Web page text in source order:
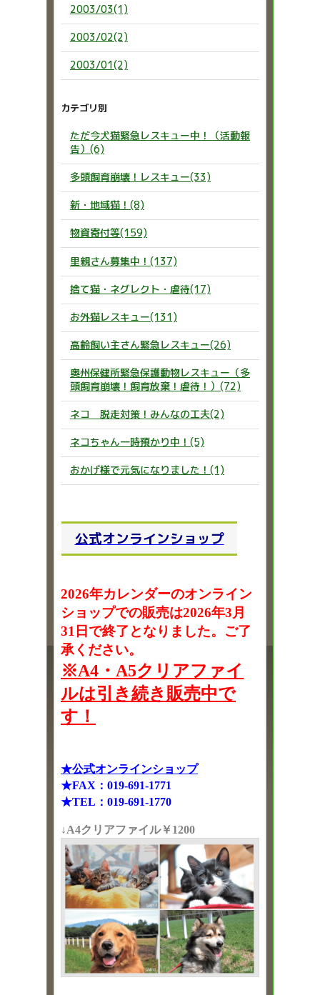
2003/03(1)
2003/02(2)
2003/01(2)
カテゴリ別
ただ今犬猫緊急レスキュー中！（活動報
告）(6)
多頭飼育崩壊！レスキュー(33)
新・地域猫！(8)
物資寄付等(159)
里親さん募集中！(137)
捨て猫・ネグレクト・虐待(17)
お外猫レスキュー(131)
高齢飼い主さん緊急レスキュー(26)
奥州保健所緊急保護動物レスキュー（多
頭飼育崩壊！飼育放棄！虐待！）(72)
ネコ 脱走対策！みんなの工夫(2)
ネコちゃん一時預かり中！(5)
おかげ様で元気になりました！(1)
公式オンラインショップ
2026年カレンダーのオンライン
ショップでの販売は2026年3月
31日で終了となりました。ご了
承ください。
※A4・A5クリアファイ
ルは引き続き販売中で
す！
★公式オンラインショップ
★FAX：019-691-1771
★TEL：019-691-1770
↓A4クリアファイル￥1200